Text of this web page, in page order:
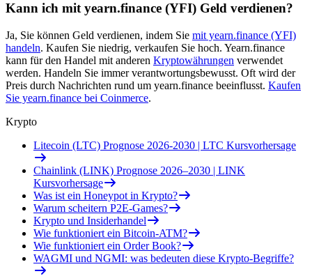
Kann ich mit yearn.finance (YFI) Geld verdienen?
Ja, Sie können Geld verdienen, indem Sie mit yearn.finance (YFI)
handeln. Kaufen Sie niedrig, verkaufen Sie hoch. Yearn.finance
kann für den Handel mit anderen Kryptowährungen verwendet
werden. Handeln Sie immer verantwortungsbewusst. Oft wird der
Preis durch Nachrichten rund um yearn.finance beeinflusst. Kaufen
Sie yearn.finance bei Coinmerce.
Krypto
Litecoin (LTC) Prognose 2026-2030 | LTC Kursvorhersage
Chainlink (LINK) Prognose 2026–2030 | LINK
Kursvorhersage
Was ist ein Honeypot in Krypto?
Warum scheitern P2E-Games?
Krypto und Insiderhandel
Wie funktioniert ein Bitcoin-ATM?
Wie funktioniert ein Order Book?
WAGMI und NGMI: was bedeuten diese Krypto-Begriffe?